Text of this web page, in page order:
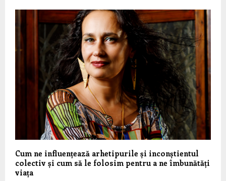
Cum ne influențează arhetipurile și inconștientul
colectiv și cum să le folosim pentru a ne îmbunătăți
viața